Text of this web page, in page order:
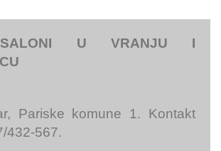
U VRANJU I
Pariske komune 1. Kontakt
432-567.